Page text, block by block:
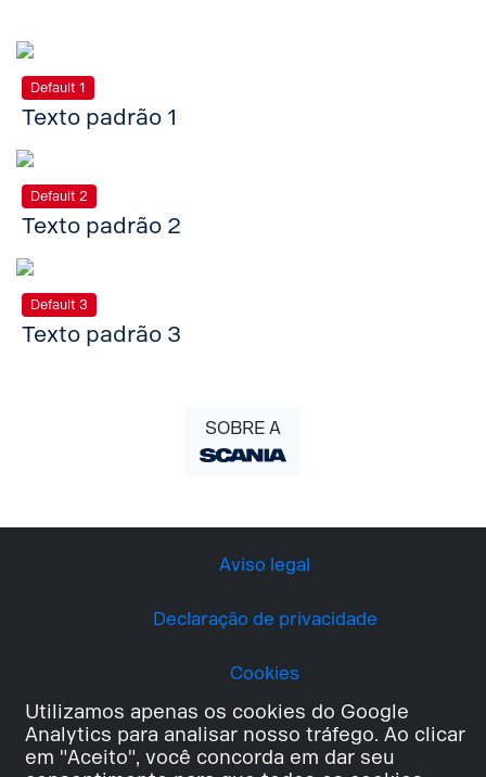
Utilizamos apenas os cookies do Google
Analytics para analisar nosso tráfego. Ao clicar
em "Aceito", você concorda em dar seu
Default 1
Texto padrão 1
Default 2
Texto padrão 2
Default 3
Texto padrão 3
SOBRE A
Aviso legal
Declaração de privacidade
Cookies